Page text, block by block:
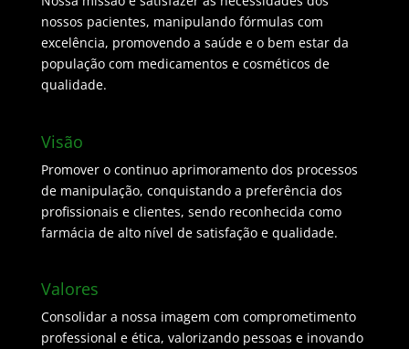
nossos pacientes, manipulando fórmulas com
excelência, promovendo a saúde e o bem estar da
população com medicamentos e cosméticos de
qualidade.
Visão
Promover o continuo aprimoramento dos processos
de manipulação, conquistando a preferência dos
profissionais e clientes, sendo reconhecida como
farmácia de alto nível de satisfação e qualidade.
Valores
Consolidar a nossa imagem com comprometimento
professional e ética, valorizando pessoas e inovando